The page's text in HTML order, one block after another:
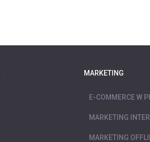
MARKETING
E-COMMERCE W
MARKETING
MARKETING